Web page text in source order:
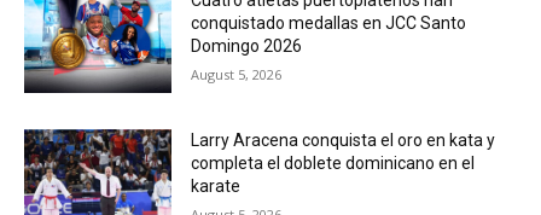
conquistado medallas en JCC Santo
Domingo 2026
August 5, 2026
Larry Aracena conquista el oro en kata y
completa el doblete dominicano en el
karate